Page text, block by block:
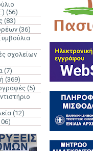
(56)
(83)
(36)
σχολείων
(7)
(369)
(5)
(12)